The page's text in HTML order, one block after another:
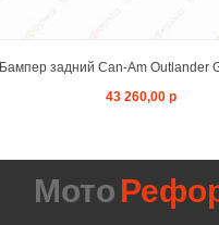
Бампер задний Can-Am Outlander
43 260,00 р
Мото